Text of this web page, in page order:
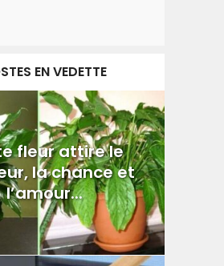
EN VEDETTE
fleur attire le
la chance et
l’amour...